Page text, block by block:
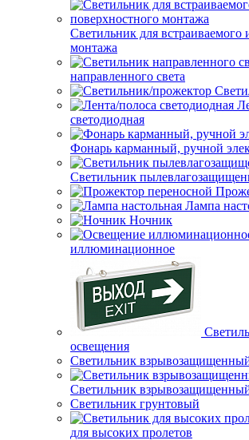
Светильник для встраиваемого
монтажа
направленного света
светодиодная
Фонарь карманный, ручной
Светильник
Лампа
Ночник
иллюминационное
освещения
Светильник
Светильник
Светильник грунтовый
для высоких пролетов